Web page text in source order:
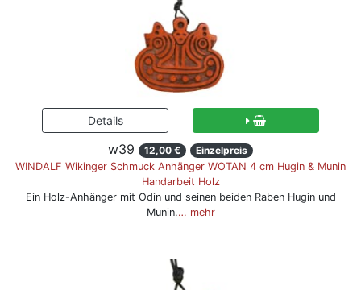
w39 12,00 €
Einzelpreis
WINDALF Wikinger Schmuck Anhänger WOTAN 4 cm Hugin & Munin
Handarbeit Holz
Ein Holz-Anhänger mit Odin und seinen beiden Raben Hugin und
Munin.… mehr